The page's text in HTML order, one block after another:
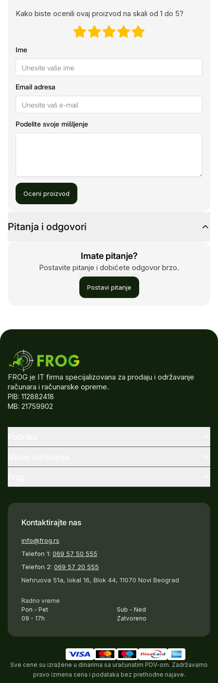
Kako biste ocenili ovaj proizvod na skali od 1 do 5?
Ime
Email adresa
Podelite svoje mišljenje
Oceni proizvod
Pitanja i odgovori
Imate pitanje?
Postavite pitanje i dobićete odgovor brzo.
Postavi pitanje
FROG je IT firma specijalizovana za prodaju i održavanje
računara i računarske opreme.
PIB: 112882418
MB: 21759902
Kontaktirajte nas
info@frog.rs
Telefon 1: 069 57 50 555
Telefon 2: 069 57 20 555
Nehruova 51a, lokal 16, Blok 44, 11070 Novi Beograd
Radno vreme
Pon - Pet
09 - 17h
Sub - Ned
Zatvoreno
Sve cene su izražene u dinarima sa uračunatim PDV-om. Zadržavamo
pravo izmena cena i podataka bez prethodne najave.